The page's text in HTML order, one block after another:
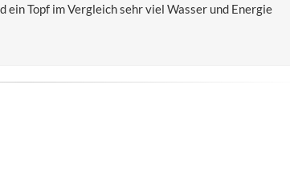
Topf im Vergleich sehr viel Wasser und Energie